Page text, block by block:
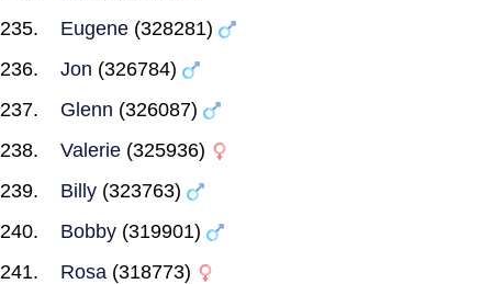
Eugene (328281)
Jon (326784)
Glenn (326087)
Valerie (325936)
Billy (323763)
Bobby (319901)
Rosa (318773)